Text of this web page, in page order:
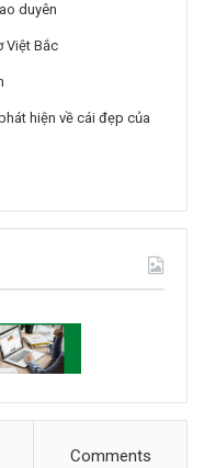
duyên
Việt Bắc
hiện về cái đẹp của
Comments